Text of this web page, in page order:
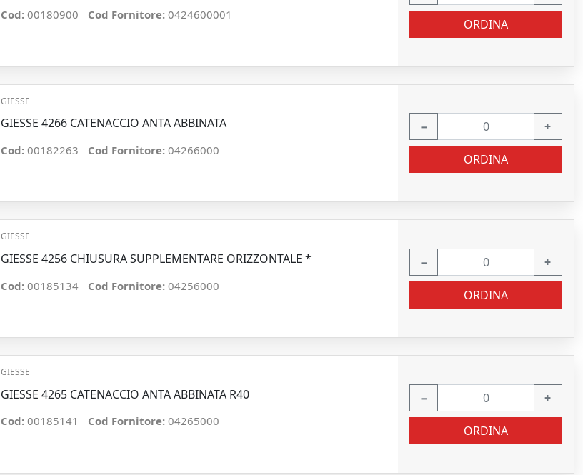
Cod: 00180900 Cod Fornitore: 0424600001
ORDINA
GIESSE
GIESSE 4266 CATENACCIO ANTA ABBINATA
Cod: 00182263 Cod Fornitore: 04266000
− +
ORDINA
GIESSE
GIESSE 4256 CHIUSURA SUPPLEMENTARE ORIZZONTALE *
Cod: 00185134 Cod Fornitore: 04256000
− +
ORDINA
GIESSE
GIESSE 4265 CATENACCIO ANTA ABBINATA R40
Cod: 00185141 Cod Fornitore: 04265000
− +
ORDINA